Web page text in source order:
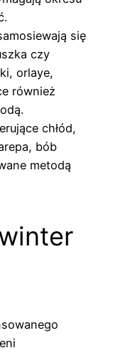
się
czy
orlaye,
również
chłód,
bób
metodą